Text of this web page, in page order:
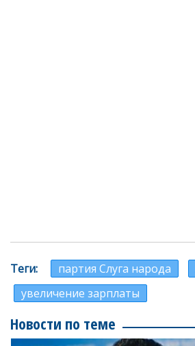
Теги партия Слуга народа
увеличение зарплаты
Новости по теме